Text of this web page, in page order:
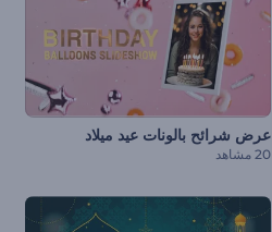
عرض شرائح بالونات عيد ميلاد
20 مشاهد